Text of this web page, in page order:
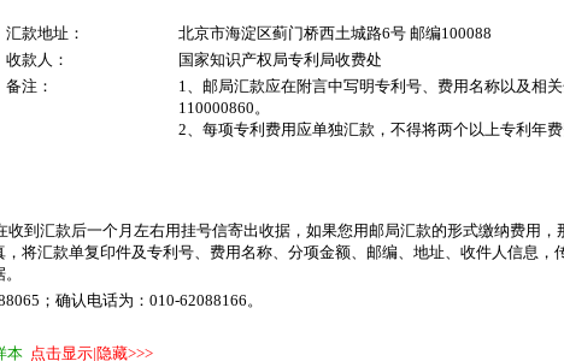
汇款地址：
北京市海淀区蓟门桥西土城路6号 邮编100088
收款人：
国家知识产权局专利局收费处
备注：
1、邮局汇款应在附言中写明专利号、费用名称以及相
110000860。
2、每项专利费用应单独汇款，不得将两个以上专利年费
收到汇款后一个月左右用挂号信寄出收据，如果您用邮局汇款的形式缴纳费用
将汇款单复印件及专利号、费用名称、分项金额、邮编、地址、收件人信息
；确认电话为：010-62088166。
本 点击显示|隐藏>>>